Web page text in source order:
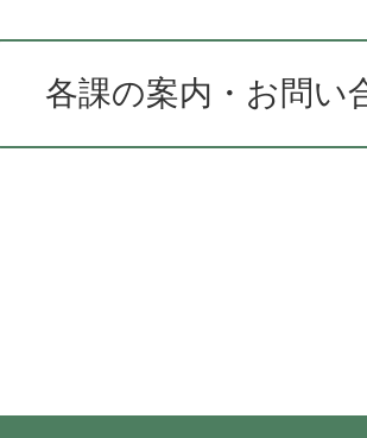
各課の案内・お問い